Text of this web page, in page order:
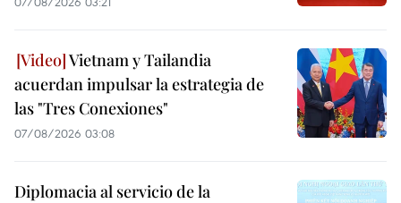
Vietnam y Tailandia
acuerdan impulsar la estrategia de
las "Tres Conexiones"
07/08/2026 03:08
Diplomacia al servicio de la